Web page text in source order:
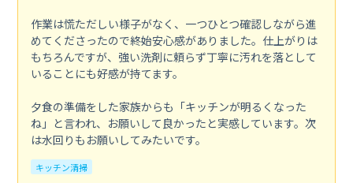
作業は慌ただしい様子がなく、一つひとつ確認しながら進
めてくださったので終始安心感がありました。仕上がりは
もちろんですが、強い洗剤に頼らず丁寧に汚れを落として
いることにも好感が持てます。
夕食の準備をした家族からも「キッチンが明るくなった
ね」と言われ、お願いして良かったと実感しています。次
は水回りもお願いしてみたいです。
キッチン清掃